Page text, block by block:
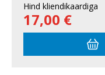
Hind kliendikaardiga
17,00 €